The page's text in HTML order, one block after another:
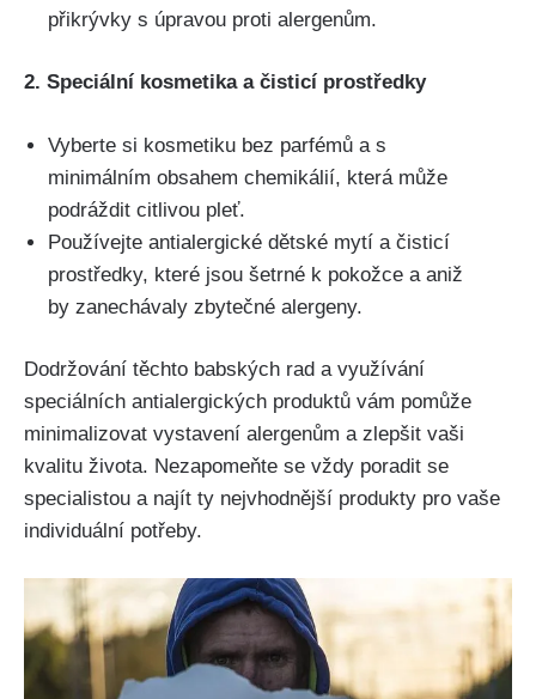
přikrývky s​ úpravou proti alergenům.
2. Speciální kosmetika a čisticí prostředky
Vyberte si kosmetiku ⁤bez parfémů a s
minimálním obsahem chemikálií, která může
⁢podráždit citlivou pleť.
Používejte antialergické dětské mytí a čisticí
prostředky, které jsou šetrné k pokožce a aniž
by ‍zanechávaly zbytečné alergeny.
Dodržování těchto babských rad⁤ a využívání​
speciálních ⁣antialergických produktů vám pomůže
minimalizovat vystavení alergenům a⁤ zlepšit vaši
kvalitu ⁤života. Nezapomeňte se vždy poradit se
specialistou a najít ty nejvhodnější produkty pro vaše
individuální potřeby.